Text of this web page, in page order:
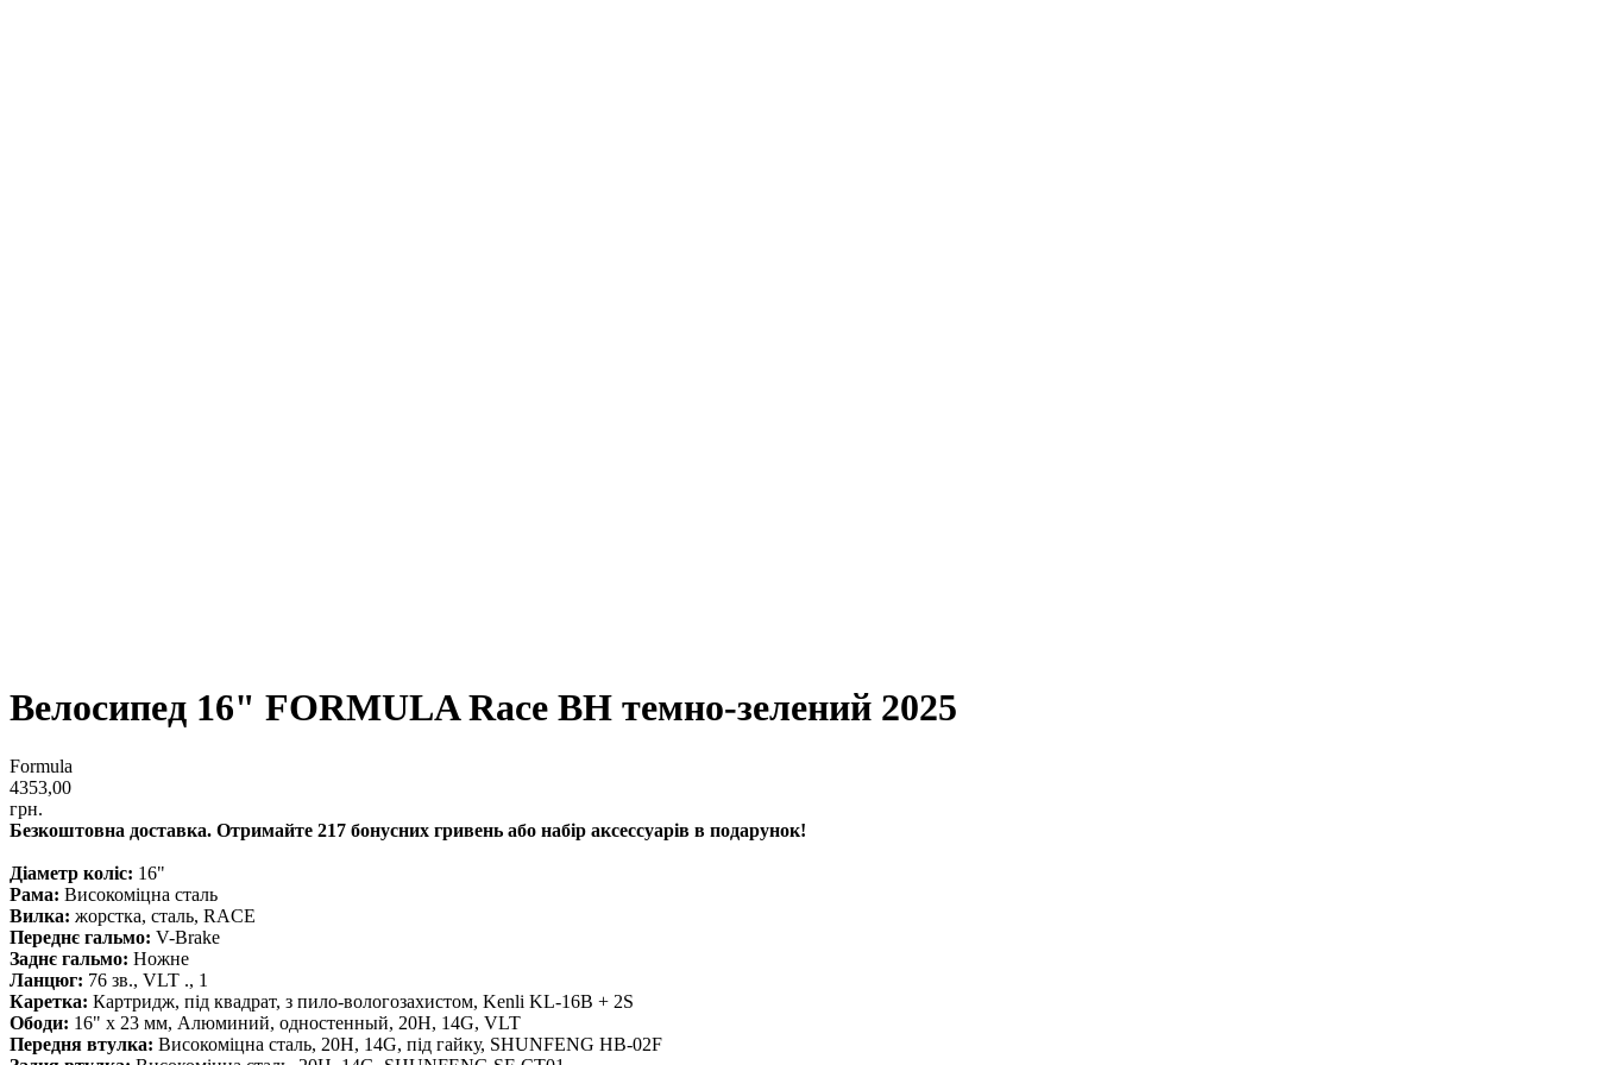
Велосипед 16" FORMULA Race BH темно-зелений 2025
Formula
4353,00
грн.
Безкоштовна доставка. Отримайте 217 бонусних гривень або набір аксессуарів в подарунок!
Діаметр коліс: 16"
Рама: Високоміцна сталь
Вилка: жорстка, cталь, RACE
Переднє гальмо: V-Brake
Заднє гальмо: Ножне
Ланцюг: 76 зв., VLT ., 1
Каретка: Картридж, під квадрат, з пило-вологозахистом, Kenli KL-16B + 2S
Ободи: 16" х 23 мм, Алюминий, одностенный, 20H, 14G, VLT
Передня втулка: Високоміцна сталь, 20H, 14G, під гайку, SHUNFENG HB-02F